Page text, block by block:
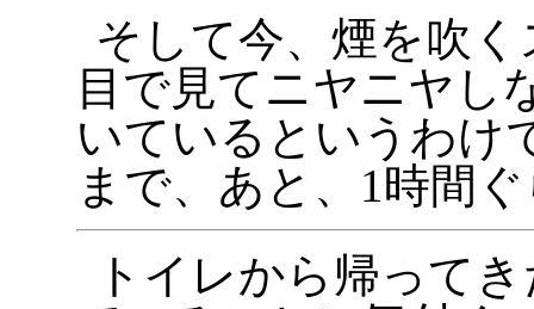
そして今、煙を吹
目で見てニヤニヤし
いているというわけ
まで、あと、1時間
トイレから帰って